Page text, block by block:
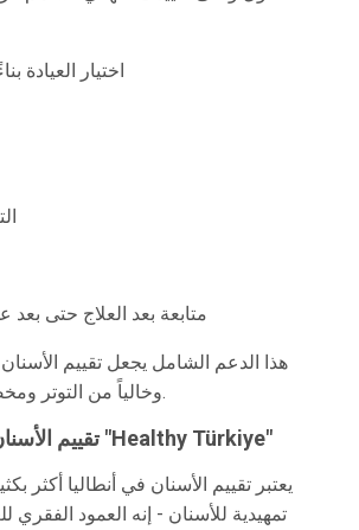
• اختيار العيادة
• متابعة بعد العلاج حتى
هذا الدعم الشامل يجعل تقييم
وخالياً من التوتر ومخصصاً بشكل كامل.
تقييم الأسنان في أنطاليا مع "Healthy Türkiye"
يعتبر تقييم الأسنان في أنطاليا أكثر
تمهيدية للأسنان - إنه العمود الفقري